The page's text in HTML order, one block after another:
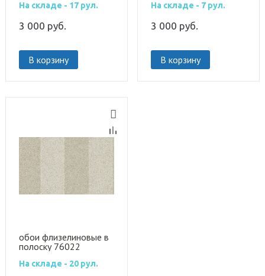
На складе - 17 рул.
3 000 руб.
В корзину
На складе - 7 рул.
3 000 руб.
В корзину
обои флизелиновые в
полоску 76022
На складе - 20 рул.